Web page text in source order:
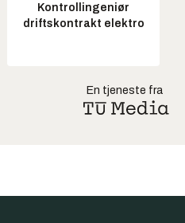
Kontrollingeniør
driftskontrakt elektro
En tjeneste fra